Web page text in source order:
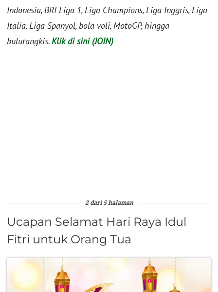
Indonesia, BRI Liga 1, Liga Champions, Liga Inggris, Liga
Italia, Liga Spanyol, bola voli, MotoGP, hingga
bulutangkis.Klik di sini (JOIN)
2 dari 5 halaman
Ucapan Selamat Hari Raya Idul
Fitri untuk Orang Tua